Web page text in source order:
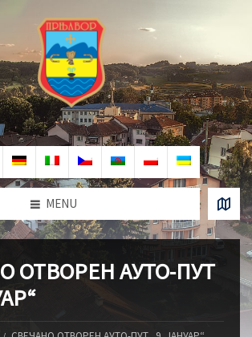
MENU
ОТВОРЕН АУТО-ПУТ